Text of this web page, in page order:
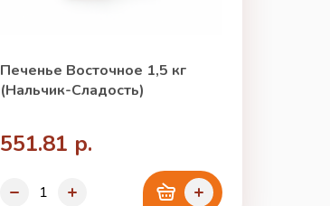
Печенье Восточное 1,5 кг
(Нальчик-Сладость)
551.81 р.